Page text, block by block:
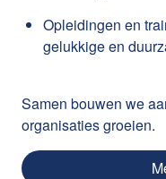
Opleidingen en
gelukkige en
Samen bouwen we
organisaties groeien.